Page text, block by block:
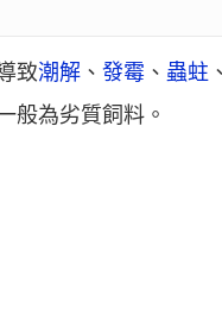
致潮解 、發霉 、 蟲蛀
般為劣質飼料。